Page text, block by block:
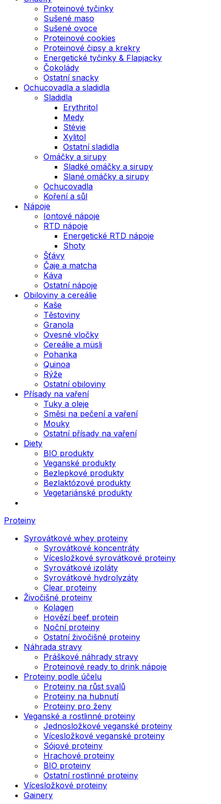
Proteinové tyčinky
Sušené maso
Sušené ovoce
Proteinové cookies
Proteinové čipsy a krekry
Energetické tyčinky & Flapjacky
Čokolády
Ostatní snacky
Ochucovadla a sladidla
Sladidla
Erythritol
Medy
Stévie
Xylitol
Ostatní sladidla
Omáčky a sirupy
Sladké omáčky a sirupy
Slané omáčky a sirupy
Ochucovadla
Koření a sůl
Nápoje
Iontové nápoje
RTD nápoje
Energetické RTD nápoje
Shoty
Šťávy
Čaje a matcha
Káva
Ostatní nápoje
Obiloviny a cereálie
Kaše
Těstoviny
Granola
Ovesné vločky
Cereálie a müsli
Pohanka
Quinoa
Rýže
Ostatní obiloviny
Přísady na vaření
Tuky a oleje
Směsi na pečení a vaření
Mouky
Ostatní přísady na vaření
Diety
BIO produkty
Veganské produkty
Bezlepkové produkty
Bezlaktózové produkty
Vegetariánské produkty
Proteiny
Syrovátkové whey proteiny
Syrovátkové koncentráty
Vícesložkové syrovátkové proteiny
Syrovátkové izoláty
Syrovátkové hydrolyzáty
Clear proteiny
Živočišné proteiny
Kolagen
Hovězí beef protein
Noční proteiny
Ostatní živočišné proteiny
Náhrada stravy
Práškové náhrady stravy
Proteinové ready to drink nápoje
Proteiny podle účelu
Proteiny na růst svalů
Proteiny na hubnutí
Proteiny pro ženy
Veganské a rostlinné proteiny
Jednosložkové veganské proteiny
Vícesložkové veganské proteiny
Sójové proteiny
Hrachové proteiny
BIO proteiny
Ostatní rostlinné proteiny
Vícesložkové proteiny
Gainery